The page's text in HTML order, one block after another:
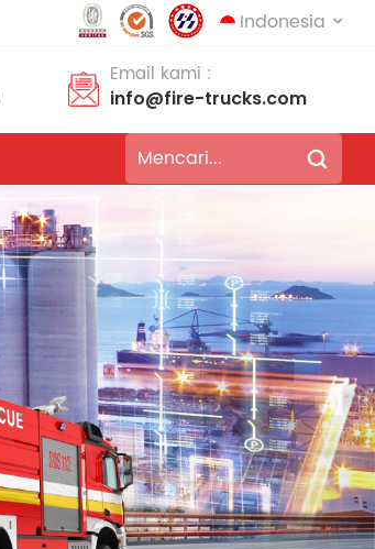
Indonesia
Deutsch
português Nederlands
العربية 日本語
한국의 Türkçe
Melayu ไทย
Tiếng Việt Indonesia
中文 қазақ
Email kami :
info@fire-trucks.com